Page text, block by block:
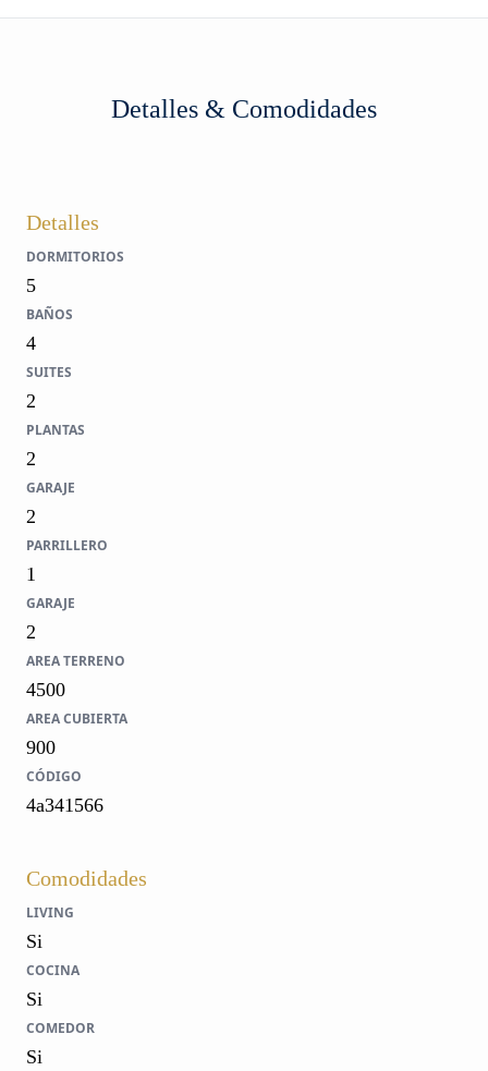
Detalles & Comodidades
Detalles
DORMITORIOS
5
BAÑOS
4
SUITES
2
PLANTAS
2
GARAJE
2
PARRILLERO
1
GARAJE
2
AREA TERRENO
4500
AREA CUBIERTA
900
CÓDIGO
4a341566
Comodidades
LIVING
Si
COCINA
Si
COMEDOR
Si